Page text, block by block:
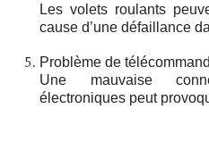
Les volets roulants
cause d’une défaillance
Problème de
Une mauvaise
électroniques peut